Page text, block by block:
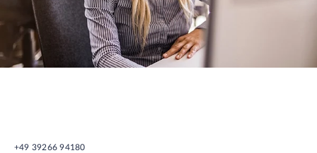
+49 39266 94180